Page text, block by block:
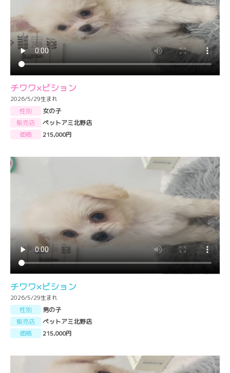
チワワ×ビション
2026/5/29生まれ
性別
女の子
販売店
ペットアミ北野店
価格
215,000円
チワワ×ビション
2026/5/29生まれ
性別
男の子
販売店
ペットアミ北野店
価格
215,000円